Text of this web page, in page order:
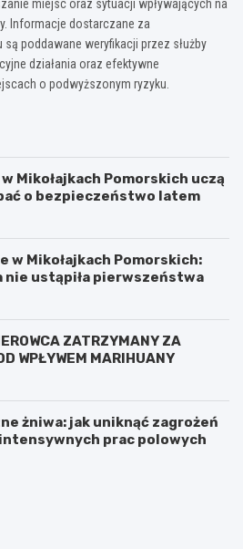
miejsc oraz sytuacji wpływających na
Informacje dostarczane za
poddawane weryfikacji przez służby
działania oraz efektywne
o podwyższonym ryzyku.
Mikołajkach Pomorskich uczą
o bezpieczeństwo latem
w Mikołajkach Pomorskich:
nie ustąpiła pierwszeństwa
ZATRZYMANY ZA
WPŁYWEM MARIHUANY
żniwa: jak uniknąć zagrożeń
prac polowych